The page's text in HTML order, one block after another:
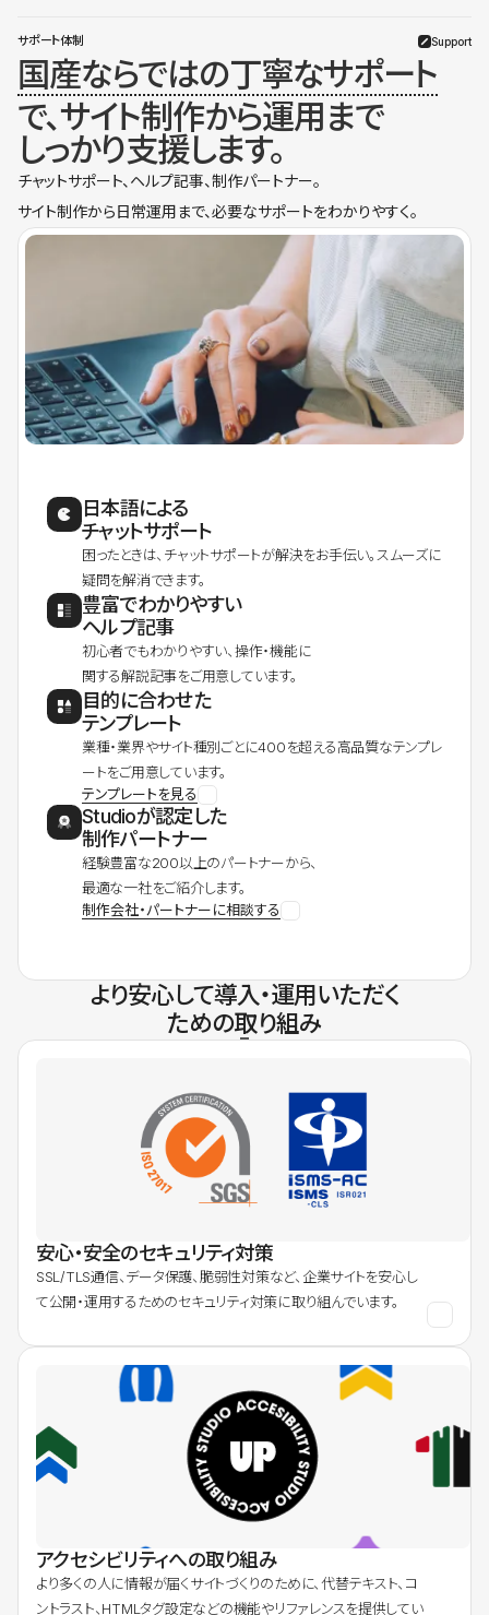
サポート体制 Support
国産ならではの丁寧なサポート
で、サイト制作から運用まで
しっかり支援します。
チャットサポート、ヘルプ記事、制作パートナー。
サイト制作から日常運用まで、必要なサポートをわかりやすく。
日本語による
チャットサポート
困ったときは、チャットサポートが解決をお手伝い。スムーズに
疑問を解消できます。
豊富でわかりやすい
ヘルプ記事
初心者でもわかりやすい、操作・機能に
関する解説記事をご用意しています。
目的に合わせた
テンプレート
業種・業界やサイト種別ごとに400を超える高品質なテンプレ
ートをご用意しています。
テンプレートを見る
Studioが認定した
制作パートナー
経験豊富な200以上のパートナーから、
最適な一社をご紹介します。
制作会社・パートナーに相談する
より安心して導入・運用いただく
ための取り組み
安心・安全のセキュリティ対策
SSL/TLS通信、データ保護、脆弱性対策など、企業サイトを安心し
て公開・運用するためのセキュリティ対策に取り組んでいます。
アクセシビリティへの取り組み
より多くの人に情報が届くサイトづくりのために、代替テキスト、コ
ントラスト、HTMLタグ設定などの機能やリファレンスを提供してい